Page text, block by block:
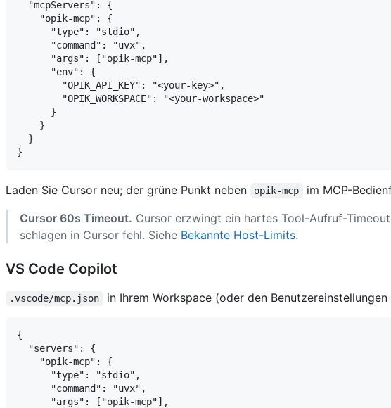
  "mcpServers": {
    "opik-mcp": {
      "type": "stdio",
      "command": "uvx",
      "args": ["opik-mcp"],
      "env": {
        "OPIK_API_KEY": "<your-key>",
        "OPIK_WORKSPACE": "<your-workspace>"
      }
    }
  }
Laden Sie Cursor neu; der grüne Punkt neben opik-mcp im MCP-
Cursor 60s Timeout. Cursor erzwingt ein hartes Tool-Aufruf-
schlagen in Cursor fehl. Siehe Bekannte Host-Limits.
VS Code Copilot
.vscode/mcp.json in Ihrem Workspace (oder den Benutzereinstellungen
{
  "servers": {
    "opik-mcp": {
      "type": "stdio",
      "command": "uvx",
      "args": ["opik-mcp"],